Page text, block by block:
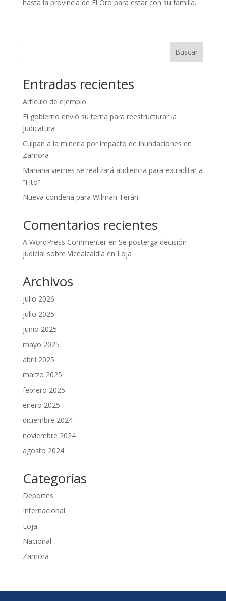
hasta la provincia de El Oro para estar con su familia.
Buscar
Entradas recientes
Artículo de ejemplo
El gobierno envió su terna para reestructurar la
Judicatura
Culpan a la minería por impacto de inundaciones en
Zamora
Mañana viernes se realizará audiencia para extraditar a
“Fito”
Nueva condena para Wilman Terán
Comentarios recientes
A WordPress Commenteren Se posterga decisión
judicial sobre Vicealcaldía en Loja
Archivos
julio 2026
julio 2025
junio 2025
mayo 2025
abril 2025
marzo 2025
febrero 2025
enero 2025
diciembre 2024
noviembre 2024
agosto 2024
Categorías
Deportes
Internacional
Loja
Nacional
Zamora